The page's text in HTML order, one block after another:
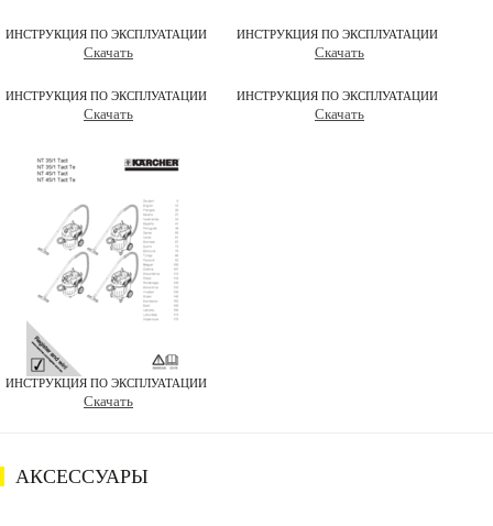
ИНСТРУКЦИЯ ПО ЭКСПЛУАТАЦИИ
Скачать
ИНСТРУКЦИЯ ПО ЭКСПЛУАТАЦИИ
Скачать
ИНСТРУКЦИЯ ПО ЭКСПЛУАТАЦИИ
Скачать
ИНСТРУКЦИЯ ПО ЭКСПЛУАТАЦИИ
Скачать
ИНСТРУКЦИЯ ПО ЭКСПЛУАТАЦИИ
Скачать
АКСЕССУАРЫ